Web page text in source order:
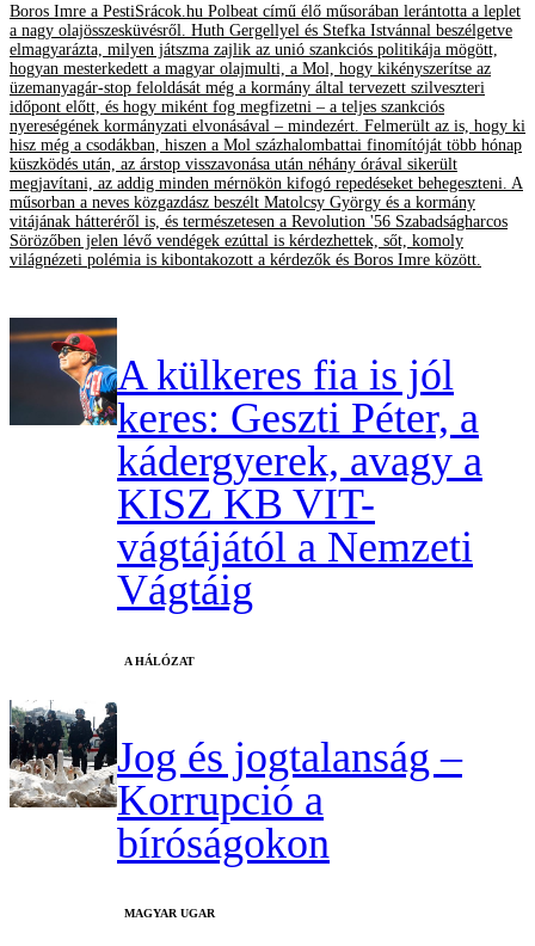
Boros Imre a PestiSrácok.hu Polbeat című élő műsorában lerántotta a leplet
a nagy olajösszesküvésről. Huth Gergellyel és Stefka Istvánnal beszélgetve
elmagyarázta, milyen játszma zajlik az unió szankciós politikája mögött,
hogyan mesterkedett a magyar olajmulti, a Mol, hogy kikényszerítse az
üzemanyagár-stop feloldását még a kormány által tervezett szilveszteri
időpont előtt, és hogy miként fog megfizetni – a teljes szankciós
nyereségének kormányzati elvonásával – mindezért. Felmerült az is, hogy ki
hisz még a csodákban, hiszen a Mol százhalombattai finomítóját több hónap
küszködés után, az árstop visszavonása után néhány órával sikerült
megjavítani, az addig minden mérnökön kifogó repedéseket behegeszteni. A
műsorban a neves közgazdász beszélt Matolcsy György és a kormány
vitájának hátteréről is, és természetesen a Revolution '56 Szabadságharcos
Sörözőben jelen lévő vendégek ezúttal is kérdezhettek, sőt, komoly
világnézeti polémia is kibontakozott a kérdezők és Boros Imre között.
A külkeres fia is jól
keres: Geszti Péter, a
kádergyerek, avagy a
KISZ KB VIT-
vágtájától a Nemzeti
Vágtáig
A HÁLÓZAT
Jog és jogtalanság –
Korrupció a
bíróságokon
MAGYAR UGAR